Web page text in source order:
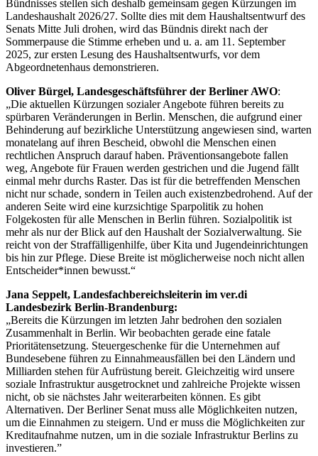
Bündnisses stellen sich deshalb gemeinsam gegen Kürzungen im
Landeshaushalt 2026/27. Sollte dies mit dem Haushaltsentwurf des
Senats Mitte Juli drohen, wird das Bündnis direkt nach der
Sommerpause die Stimme erheben und u. a. am 11. September
2025, zur ersten Lesung des Haushaltsentwurfs, vor dem
Abgeordnetenhaus demonstrieren.
Oliver Bürgel, Landesgeschäftsführer der Berliner AWO:
„Die aktuellen Kürzungen sozialer Angebote führen bereits zu
spürbaren Veränderungen in Berlin. Menschen, die aufgrund einer
Behinderung auf bezirkliche Unterstützung angewiesen sind, warten
monatelang auf ihren Bescheid, obwohl die Menschen einen
rechtlichen Anspruch darauf haben. Präventionsangebote fallen
weg, Angebote für Frauen werden gestrichen und die Jugend fällt
einmal mehr durchs Raster. Das ist für die betreffenden Menschen
nicht nur schade, sondern in Teilen auch existenzbedrohend. Auf der
anderen Seite wird eine kurzsichtige Sparpolitik zu hohen
Folgekosten für alle Menschen in Berlin führen. Sozialpolitik ist
mehr als nur der Blick auf den Haushalt der Sozialverwaltung. Sie
reicht von der Straffälligenhilfe, über Kita und Jugendeinrichtungen
bis hin zur Pflege. Diese Breite ist möglicherweise noch nicht allen
Entscheider*innen bewusst.“
Jana Seppelt, Landesfachbereichsleiterin im ver.di
Landesbezirk Berlin-Brandenburg:
„Bereits die Kürzungen im letzten Jahr bedrohen den sozialen
Zusammenhalt in Berlin. Wir beobachten gerade eine fatale
Prioritätensetzung. Steuergeschenke für die Unternehmen auf
Bundesebene führen zu Einnahmeausfällen bei den Ländern und
Milliarden stehen für Aufrüstung bereit. Gleichzeitig wird unsere
soziale Infrastruktur ausgetrocknet und zahlreiche Projekte wissen
nicht, ob sie nächstes Jahr weiterarbeiten können. Es gibt
Alternativen. Der Berliner Senat muss alle Möglichkeiten nutzen,
um die Einnahmen zu steigern. Und er muss die Möglichkeiten zur
Kreditaufnahme nutzen, um in die soziale Infrastruktur Berlins zu
investieren.”